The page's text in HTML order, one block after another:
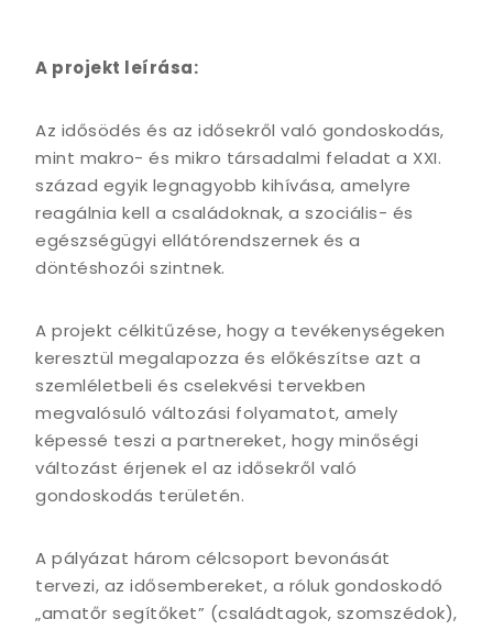
A projekt leírása:
Az idősödés és az idősekről való gondoskodás,
mint makro- és mikro társadalmi feladat a XXI.
század egyik legnagyobb kihívása, amelyre
reagálnia kell a családoknak, a szociális- és
egészségügyi ellátórendszernek és a
döntéshozói szintnek.
A projekt célkitűzése, hogy a tevékenységeken
keresztül megalapozza és előkészítse azt a
szemléletbeli és cselekvési tervekben
megvalósuló változási folyamatot, amely
képessé teszi a partnereket, hogy minőségi
változást érjenek el az idősekről való
gondoskodás területén.
A pályázat három célcsoport bevonását
tervezi, az idősembereket, a róluk gondoskodó
„amatőr segítőket” (családtagok, szomszédok),